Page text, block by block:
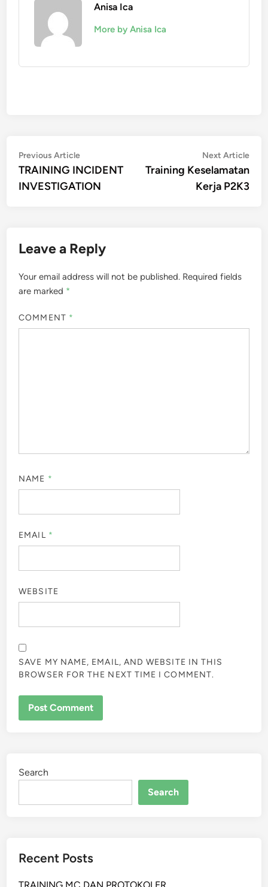
Anisa Ica
More by Anisa Ica
Post
navigation
Previous ArticlePrevious
article:
TRAINING INCIDENT
INVESTIGATION
Next Article
Training Keselamatan
Kerja P2K3
Leave a Reply
Your email address will not be published. Required fields
are marked *
COMMENT *
NAME *
EMAIL *
WEBSITE
SAVE MY NAME, EMAIL, AND WEBSITE IN THIS
BROWSER FOR THE NEXT TIME I COMMENT.
Search
Search
Recent Posts